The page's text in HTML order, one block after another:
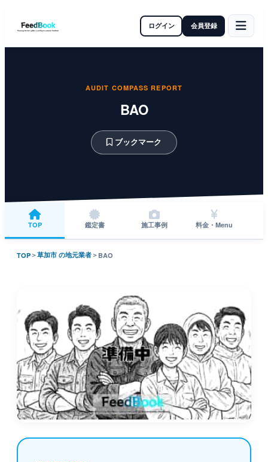
ログイン 会員登録
AUDIT COMPASS REPORT
BAO
ブックマーク
TOP 鑑定書 施工事例 料金・Menu
TOP＞草加市 の地元業者＞ BAO